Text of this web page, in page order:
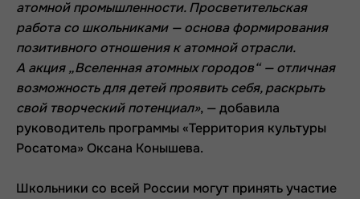
атомной промышленности. Просветительская
работа со школьниками — основа формирования
позитивного отношения к атомной отрасли.
А акция „Вселенная атомных городов“ — отличная
возможность для детей проявить себя, раскрыть
свой творческий потенциал», — добавила
руководитель программы «Территория культуры
Росатома» Оксана Конышева.
Школьники со всей России могут принять участие